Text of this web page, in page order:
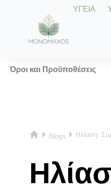
ΥΓΕΙΑ
Όροι και Προϋποθέσεις
Blogs Ηλίαση: